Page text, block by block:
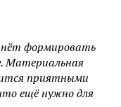
формировать
Материальная
приятными
ещё нужно для